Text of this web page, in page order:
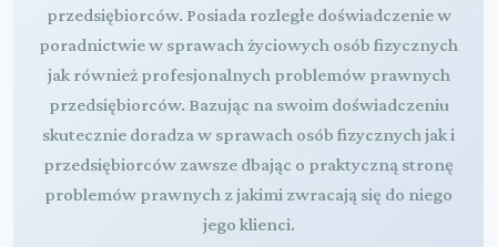
przedsiębiorców. Posiada rozległe doświadczenie w
poradnictwie w sprawach życiowych osób fizycznych
jak również profesjonalnych problemów prawnych
przedsiębiorców. Bazując na swoim doświadczeniu
skutecznie doradza w sprawach osób fizycznych jak i
przedsiębiorców zawsze dbając o praktyczną stronę
problemów prawnych z jakimi zwracają się do niego
jego klienci.